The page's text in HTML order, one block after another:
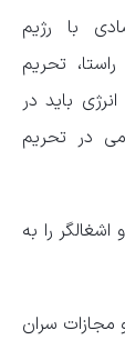
با رژیم
تحریم
باید در
در تحریم
را به
مجازات سران